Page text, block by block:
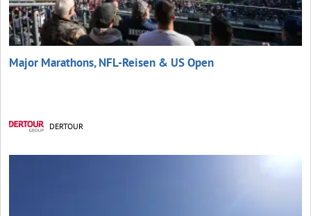
Major Marathons, NFL-Reisen & US Open
DERTOUR